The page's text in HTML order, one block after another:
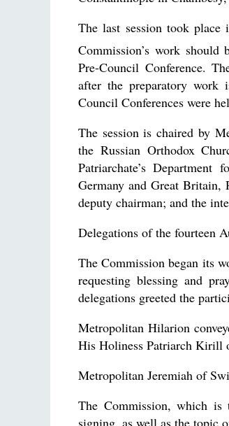
The last session took
Commission’s work
Pre-Council Conference.
after the preparatory work
Council Conferences were
The session is chaired by
the Russian Orthodox
Patriarchate’s
Germany and Great Britain,
deputy chairman; and the
Delegations of the fourteen
The Commission began its
requesting blessing and
delegations greeted the
Metropolitan Hilarion
His Holiness Patriarch Kirill
Metropolitan Jeremiah of
The Commission, which is
signing, as well as the topic